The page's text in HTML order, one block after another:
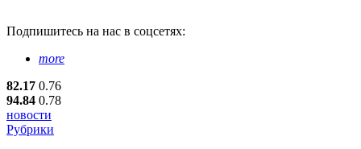
Подпишитесь на нас в соцсетях:
more
82.17 0.76
94.84 0.78
новости
Рубрики